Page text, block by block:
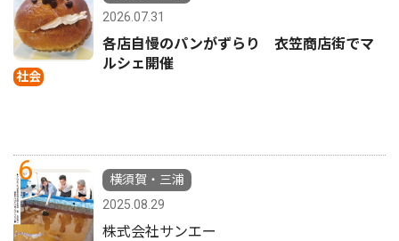
社会
2026.07.31
各店自慢のパンがずらり 衣笠商店街でマ
ルシェ開催
6
横須賀・三浦
2025.08.29
株式会社サンエー